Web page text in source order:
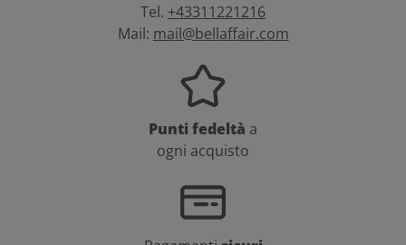
Tel. +43311221216
Mail: mail@bellaffair.com
Punti fedeltà a
ogni acquisto